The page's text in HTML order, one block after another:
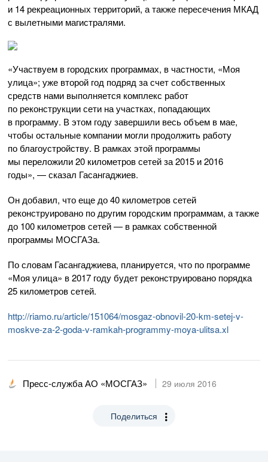
и 14 рекреационных территорий, а также пересечения МКАД
с вылетными магистралями.
«Участвуем в городских программах, в частности, «Моя
улица»; уже второй год подряд за счет собственных
средств нами выполняется комплекс работ
по реконструкции сети на участках, попадающих
в программу. В этом году завершили весь объем в мае,
чтобы остальные компании могли продолжить работу
по благоустройству. В рамках этой программы
мы переложили 20 километров сетей за 2015 и 2016
годы», — сказал Гасангаджиев.
Он добавил, что еще до 40 километров сетей
реконструировано по другим городским программам, а также
до 100 километров сетей — в рамках собственной
программы МОСГАЗа.
По словам Гасангаджиева, планируется, что по программе
«Моя улица» в 2017 году будет реконструировано порядка
25 километров сетей.
http://riamo.ru/article/151064/mosgaz-obnovil-20-km-setej-v-
moskve-za-2-goda-v-ramkah-programmy-moya-ulitsa.xl
Пресс-служба АО «МОСГАЗ» 29 июля 2016
Поделиться